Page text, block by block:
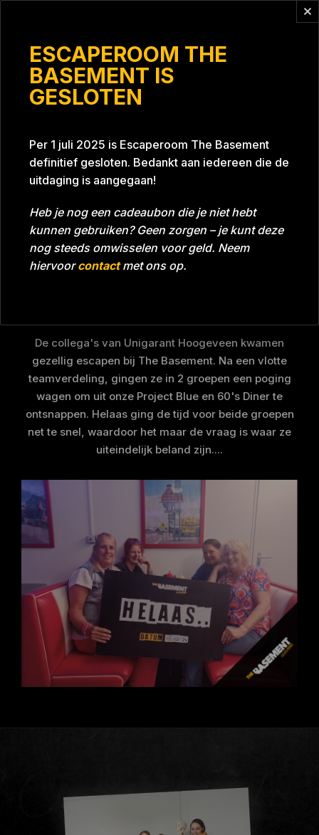
ESCAPEROOM THE
BASEMENT IS
GESLOTEN
Per 1 juli 2025 is Escaperoom The Basement
definitief gesloten. Bedankt aan iedereen die de
uitdaging is aangegaan!
Heb je nog een cadeaubon die je niet hebt
kunnen gebruiken? Geen zorgen – je kunt deze
nog steeds omwisselen voor geld. Neem
hiervoorcontactmet ons op.
Tijd Bijna gehaald Datum 16-05-2024
Room Grill With A Thrill
De collega's van Unigarant Hoogeveen kwamen
gezellig escapen bij The Basement. Na een vlotte
teamverdeling, gingen ze in 2 groepen een poging
wagen om uit onze Project Blue en 60's Diner te
ontsnappen. Helaas ging de tijd voor beide groepen
net te snel, waardoor het maar de vraag is waar ze
uiteindelijk beland zijn....